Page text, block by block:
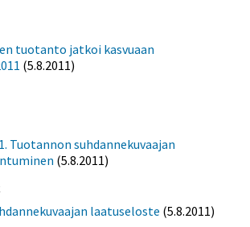
tuotanto jatkoi kasvuaan
(5.8.2011)
Tuotannon suhdannekuvaajan
(5.8.2011)
laatuseloste (5.8.2011)